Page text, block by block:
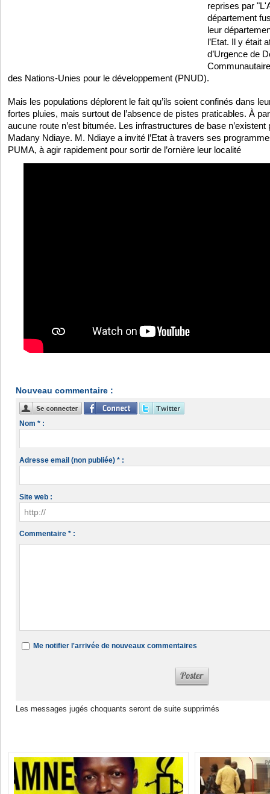
reprises par
département
leur
l’Etat. Il y était
d’Urgence de
des Nations-Unies pour le développement (PNUD).
Mais les populations déplorent le fait qu’ils soient confinés dans
fortes pluies, mais surtout de l’absence de pistes praticables. À
aucune route n’est bitumée. Les infrastructures de base
Madany Ndiaye. M. Ndiaye a invité l’Etat à travers ses
PUMA, à agir rapidement pour sortir de l’ornière leur localité
Nouveau commentaire :
Nom * :
Adresse email (non publiée) * :
Site web :
Commentaire * :
Me notifier l'arrivée de nouveaux commentaires
Les messages jugés choquants seront de suite supprimés